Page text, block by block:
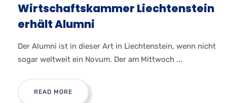
Wirtschaftskammer Liechtenstein
erhält Alumni
Der Alumni ist in dieser Art in Liechtenstein, wenn nicht
sogar weltweit ein Novum. Der am Mittwoch ...
READ MORE